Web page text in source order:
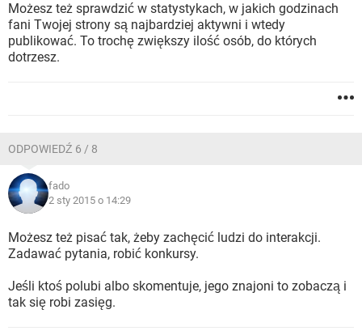
Możesz też sprawdzić w statystykach, w jakich godzinach
fani Twojej strony są najbardziej aktywni i wtedy
publikować. To trochę zwiększy ilość osób, do których
dotrzesz.
ODPOWIEDŹ 6 / 8
fado
2 sty 2015 o 14:29
Możesz też pisać tak, żeby zachęcić ludzi do interakcji.
Zadawać pytania, robić konkursy.
Jeśli ktoś polubi albo skomentuje, jego znajoni to zobaczą i
tak się robi zasięg.